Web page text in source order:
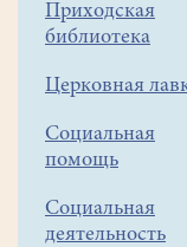
Приходская
библиотека
Церковная
Социальная
помощь
Социальная
деятельность